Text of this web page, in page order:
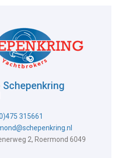
Schepenkring
315661
2, Roermond 6049